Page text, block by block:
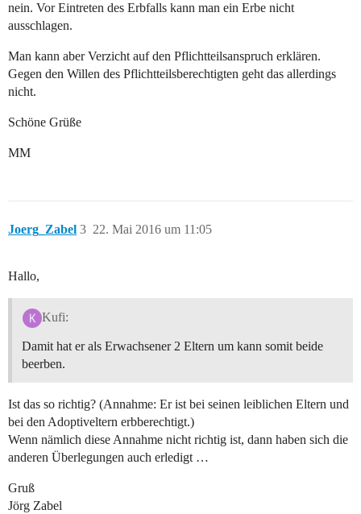
nein. Vor Eintreten des Erbfalls kann man ein Erbe nicht
ausschlagen.
Man kann aber Verzicht auf den Pflichtteilsanspruch erklären.
Gegen den Willen des Pflichtteilsberechtigten geht das allerdings
nicht.
Schöne Grüße
MM
Joerg_Zabel 22. Mai 2016 um 11:05
3
Hallo,
Kufi:
Damit hat er als Erwachsener 2 Eltern um kann somit beide
beerben.
Ist das so richtig? (Annahme: Er ist bei seinen leiblichen Eltern und
bei den Adoptiveltern erbberechtigt.)
Wenn nämlich diese Annahme nicht richtig ist, dann haben sich die
anderen Überlegungen auch erledigt …
Gruß
Jörg Zabel